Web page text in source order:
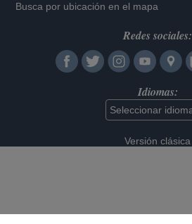
Busca por ubicación en el mapa
Redes sociales:
Idiomas:
Versión clásica